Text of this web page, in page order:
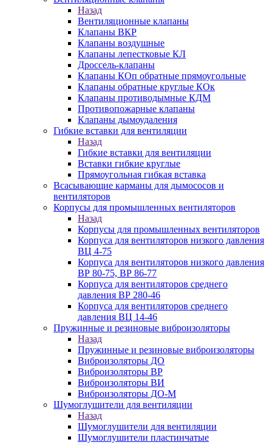
Назад
Вентиляционные клапаны
Клапаны ВКР
Клапаны воздушные
Клапаны лепестковые КЛ
Дроссель-клапаны
Клапаны КОп обратные прямоугольные
Клапаны обратные круглые КОк
Клапаны противодымные КДМ
Противопожарные клапаны
Клапаны дымоудаления
Гибкие вставки для вентиляции
Назад
Гибкие вставки для вентиляции
Вставки гибкие круглые
Прямоугольная гибкая вставка
Всасывающие карманы для дымососов и
вентиляторов
Корпусы для промышленных вентиляторов
Назад
Корпусы для промышленных вентиляторов
Корпуса для вентиляторов низкого давления
ВЦ 4-75
Корпуса для вентиляторов низкого давления
ВР 80-75, ВР 86-77
Корпуса для вентиляторов среднего
давления ВР 280-46
Корпуса для вентиляторов среднего
давления ВЦ 14-46
Пружинные и резиновые виброизоляторы
Назад
Пружинные и резиновые виброизоляторы
Виброизоляторы ДО
Виброизоляторы ВР
Виброизоляторы ВИ
Виброизоляторы ДО-М
Шумоглушители для вентиляции
Назад
Шумоглушители для вентиляции
Шумоглушители пластинчатые